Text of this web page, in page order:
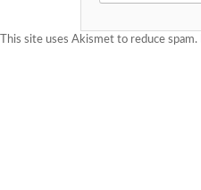
This site uses Akismet to reduce spam.